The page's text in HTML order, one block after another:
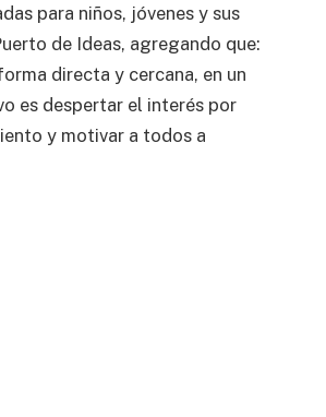
para niños, jóvenes y sus
de Ideas, agregando que:
directa y cercana, en un
es despertar el interés por
y motivar a todos a